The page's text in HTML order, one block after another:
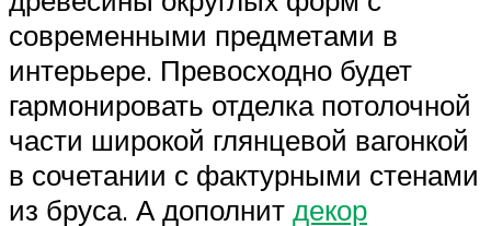
современными предметами в
интерьере. Превосходно будет
гармонировать отделка потолочной
части широкой глянцевой вагонкой
в сочетании с фактурными стенами
из бруса. А дополнит декор